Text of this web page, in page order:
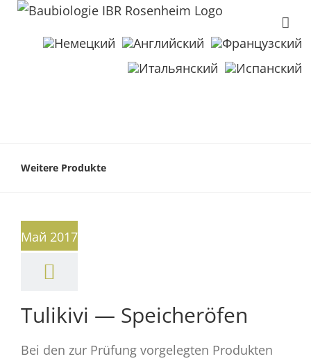
Weitere Produkte
Май 2017
Tulikivi — Speicheröfen
Bei den zur Prüfung vorgelegten Produkten